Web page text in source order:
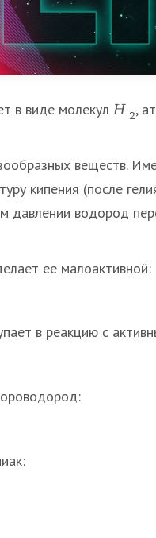
в виде молекулH 2,
веществ.
кипения (после
давлении водород
ее малоактивной:
в реакцию с